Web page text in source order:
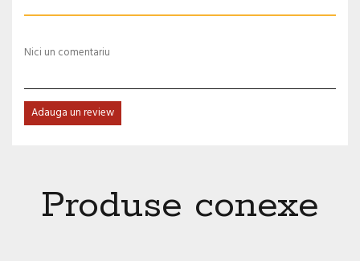
Nici un comentariu
Adauga un review
Produse conexe